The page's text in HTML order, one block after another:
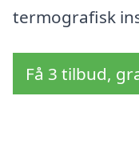
termografisk
Få 3 tilbud,